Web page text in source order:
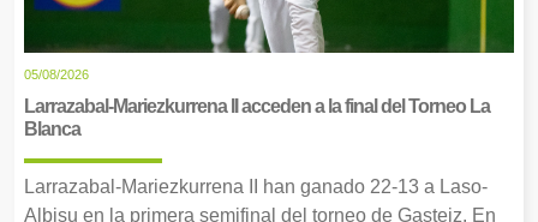
05/08/2026
Larrazabal-Mariezkurrena II acceden a la final del Torneo La
Blanca
Larrazabal-Mariezkurrena II han ganado 22-13 a Laso-
Albisu en la primera semifinal del torneo de Gasteiz. En